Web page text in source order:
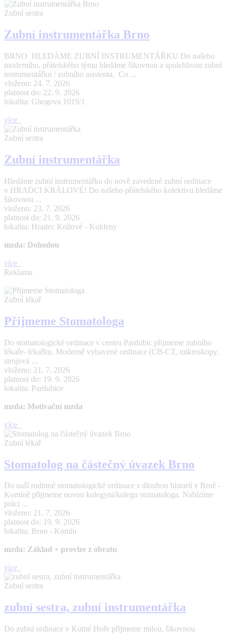
Zubní sestra
Zubní instrumentářka Brno
BRNO HLEDÁME ZUBNÍ INSTRUMENTÁŘKU Do našeho
moderního, přátelského týmu hledáme šikovnou a spolehlivou zubní
instrumentářku / zubního asistenta. Co ...
vloženo: 24. 7. 2026
platnost do: 22. 9. 2026
lokalita: Ghegova 1019/1
více
Zubní sestra
Zubní instrumentářka
Hledáme zubní instrumentářku do nově zavedené zubní ordinace
v HRADCI KRÁLOVÉ! Do našeho přátelského kolektivu hledáme
šikovnou ...
vloženo: 23. 7. 2026
platnost do: 21. 9. 2026
lokalita: Hradec Králové - Kukleny
mzda: Dohodou
více
Reklama
Zubní lékař
Přijmeme Stomatologa
Do stomatologické ordinace v centru Pardubic přijmeme zubního
lékaře- lékařku. Moderně vybavené ordinace (CB-CT, mikroskopy,
strojová ...
vloženo: 21. 7. 2026
platnost do: 19. 9. 2026
lokalita: Pardubice
mzda: Motivační mzda
více
Zubní lékař
Stomatolog na částečný úvazek Brno
Do naší rodinné stomatologické ordinace s dlouhou historií v Brně -
Komíně přijmeme novou kolegyni/kolegu stomatologa. Nabízíme
práci ...
vloženo: 21. 7. 2026
platnost do: 19. 9. 2026
lokalita: Brno - Komín
mzda: Základ + provize z obratu
více
Zubní sestra
zubní sestra, zubní instrumentářka
Do zubní ordinace v Kutné Hoře přijmeme milou, šikovnou